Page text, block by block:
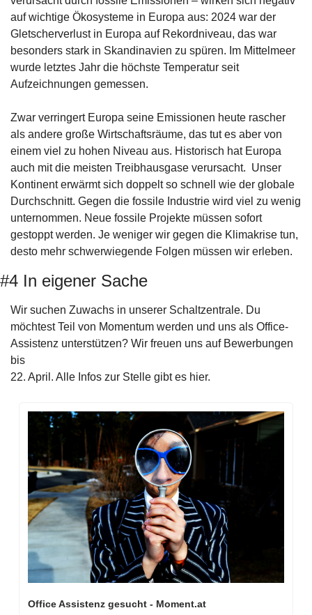
auf wichtige Ökosysteme in Europa aus: 2024 war der
Gletscherverlust in Europa auf Rekordniveau, das war
besonders stark in Skandinavien zu spüren. Im Mittelmeer
wurde letztes Jahr die höchste Temperatur seit
Aufzeichnungen gemessen.
Zwar verringert Europa seine Emissionen heute rascher
als andere große Wirtschaftsräume, das tut es aber von
einem viel zu hohen Niveau aus. Historisch hat Europa
auch mit die meisten Treibhausgase verursacht.  Unser
Kontinent erwärmt sich doppelt so schnell wie der globale
Durchschnitt. Gegen die fossile Industrie wird viel zu wenig
unternommen. Neue fossile Projekte müssen sofort
gestoppt werden. Je weniger wir gegen die Klimakrise tun,
desto mehr schwerwiegende Folgen müssen wir erleben.
#4 In eigener Sache
Wir suchen Zuwachs in unserer Schaltzentrale. Du
möchtest Teil von Momentum werden und uns als Office-
Assistenz unterstützen? Wir freuen uns auf Bewerbungen
bis
22. April. Alle Infos zur Stelle gibt es hier.
Office Assistenz gesucht - Moment.at